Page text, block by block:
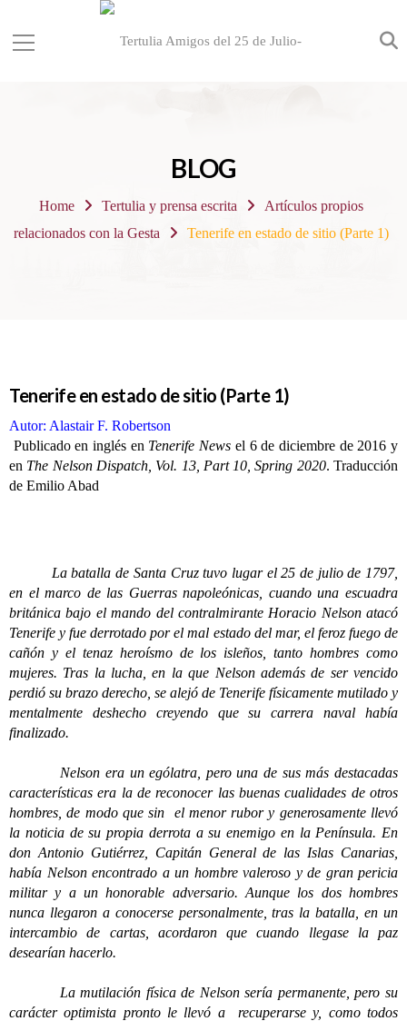
BLOG
Home Tertulia y prensa escrita
Artículos propios
relacionados con la Gesta
Tenerife en estado de sitio (Parte 1)
Tenerife en estado de sitio (Parte 1)
Autor: Alastair F. Robertson
Publicado en inglés en Tenerife News el 6 de diciembre de 2016 y
en The Nelson Dispatch, Vol. 13, Part 10, Spring 2020. Traducción
de Emilio Abad
La batalla de Santa Cruz tuvo lugar el 25 de julio de 1797,
en el marco de las Guerras napoleónicas, cuando una escuadra
británica bajo el mando del contralmirante Horacio Nelson atacó
Tenerife y fue derrotado por el mal estado del mar, el feroz fuego de
cañón y el tenaz heroísmo de los isleños, tanto hombres como
mujeres. Tras la lucha, en la que Nelson además de ser vencido
perdió su brazo derecho, se alejó de Tenerife físicamente mutilado y
mentalmente deshecho creyendo que su carrera naval había
finalizado.
Nelson era un ególatra, pero una de sus más destacadas
características era la de reconocer las buenas cualidades de otros
hombres, de modo que sin el menor rubor y generosamente llevó
la noticia de su propia derrota a su enemigo en la Península. En
don Antonio Gutiérrez, Capitán General de las Islas Canarias,
había Nelson encontrado a un hombre valeroso y de gran pericia
militar y a un honorable adversario. Aunque los dos hombres
nunca llegaron a conocerse personalmente, tras la batalla, en un
intercambio de cartas, acordaron que cuando llegase la paz
desearían hacerlo.
La mutilación física de Nelson sería permanente, pero su
carácter optimista pronto le llevó a recuperarse y, como todos